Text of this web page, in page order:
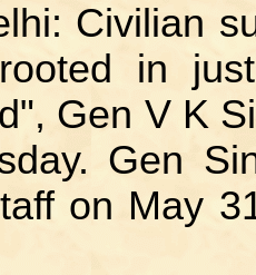
Civilian
in
Gen V K
Gen
on May